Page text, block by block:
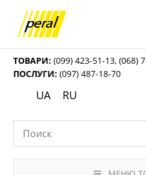
ТОВАРИ: (099) 423-51-13,(068)
ПОСЛУГИ: (097) 487-18-70
UA RU